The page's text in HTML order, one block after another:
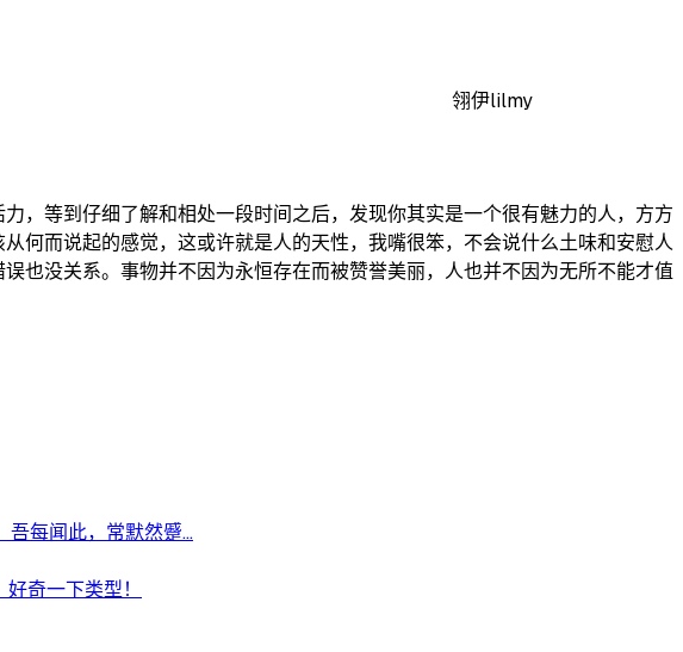
翎伊lilmy
，等到仔细了解和相处一段时间之后，发现你其实是一个很有魅力的人，方方
何而说起的感觉，这或许就是人的天性，我嘴很笨，不会说什么土味和安慰人
也没关系。事物并不因为永恒存在而被赞誉美丽，人也并不因为无所不能才值
每闻此，常默然蹙...
奇一下类型！